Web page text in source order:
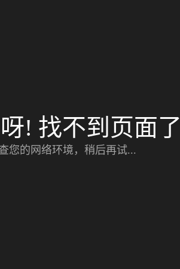
! 找不到页面了
您的网络环境，稍后再试...